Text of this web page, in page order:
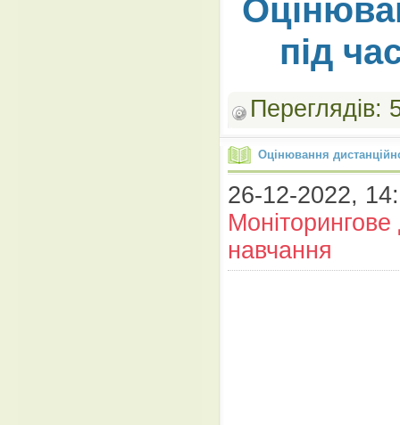
під
Оцінювання
26-12-2022,
навчання